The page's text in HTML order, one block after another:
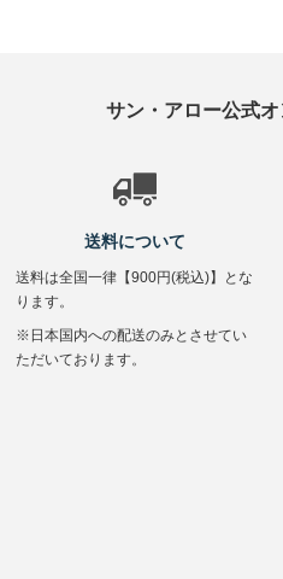
サン・アロー公式